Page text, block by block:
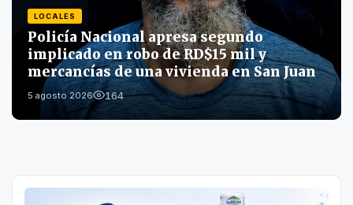
LOCALES
Policía Nacional apresa segundo
implicado en robo de RD$15 mil y
mercancías de una vivienda en San Juan
5 agosto 2026 164